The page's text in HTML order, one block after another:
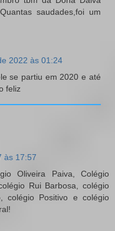
saudades,foi um
2022 às 01:24
se partiu em 2020 e até
feliz
às 17:57
Oliveira Paiva, Colégio
Rui Barbosa, colégio
colégio Positivo e colégio